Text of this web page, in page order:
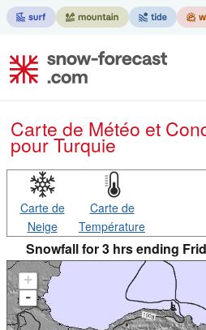
Carte de Météo et
pour Turquie
Carte de
Neige
Carte de
Température
Snowfall for 3 hrs ending
+
-